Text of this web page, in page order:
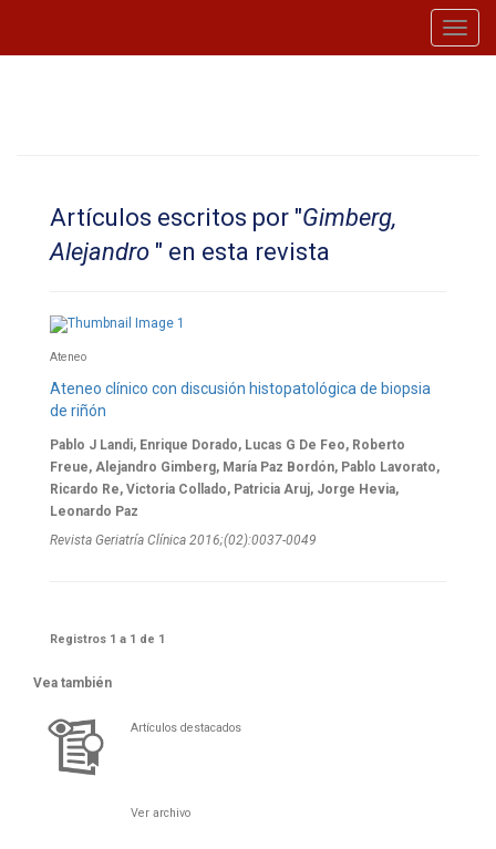
Artículos escritos por "Gimberg,
Alejandro " en esta revista
Ateneo
Ateneo clínico con discusión histopatológica de biopsia
de riñón
Pablo J Landi, Enrique Dorado, Lucas G De Feo, Roberto
Freue, Alejandro Gimberg, María Paz Bordón, Pablo Lavorato,
Ricardo Re, Victoria Collado, Patricia Aruj, Jorge Hevia,
Leonardo Paz
Revista Geriatría Clí­nica 2016;(02):0037-0049
Registros 1 a 1 de 1
Vea también
Artículos destacados
Ver archivo